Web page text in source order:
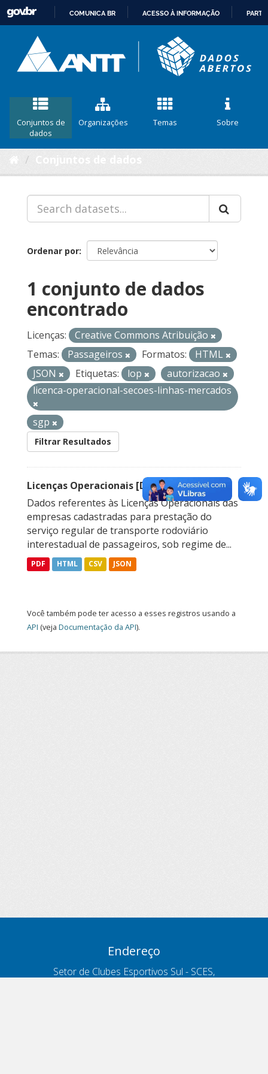
CONTEÚDO
COMUNICA BR ACESSO À INFORMAÇÃO
Conjuntos de
dados
Organizações Temas Sobre
Ordenar por
1 conjunto de dados
encontrado
Licenças:
Creative Commons Atribuição
Temas:
Passageiros Formatos:
HTML
JSON
Etiquetas: lop
autorizacao
licenca-operacional-secoes-linhas-mercados
sgp
Filtrar Resultados
Licenças Operacionais [Descontinuado]
Dados referentes às Licenças Operacionais das
empresas cadastradas para prestação do
serviço regular de transporte rodoviário
interestadual de passageiros, sob regime de...
PDF HTML CSV JSON
Você também pode ter acesso a esses registros usando a
API (veja Documentação da API).
Endereço
Setor de Clubes Esportivos Sul - SCES,